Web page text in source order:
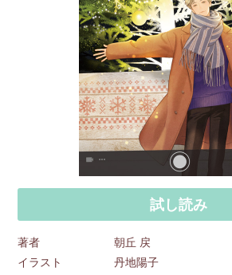
試し読み
著者
朝丘 戻
イラスト
丹地陽子